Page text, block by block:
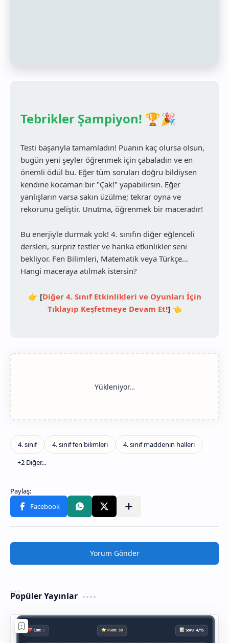
Tebrikler Şampiyon! 🏆🎉
Testi başarıyla tamamladın! Puanın kaç olursa olsun,
bugün yeni şeyler öğrenmek için çabaladın ve en
önemli ödül bu. Eğer tüm soruları doğru bildiysen
kendine kocaman bir "Çak!" yapabilirsin. Eğer
yanlışların varsa sakın üzülme; tekrar oyna ve
rekorunu geliştir. Unutma, öğrenmek bir maceradır!
Bu enerjiyle durmak yok! 4. sınıfın diğer eğlenceli
dersleri, sürpriz testler ve harika etkinlikler seni
bekliyor. Fen Bilimleri, Matematik veya Türkçe...
Hangi maceraya atılmak istersin?
👉 [Diğer 4. Sınıf Etkinlikleri ve Oyunları İçin
Tıklayıp Keşfetmeye Devam Et!] 👈
Yorum Gönder
Popüler Yayınlar